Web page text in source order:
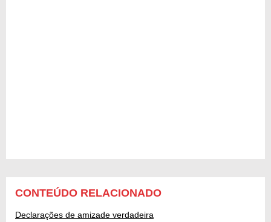
CONTEÚDO RELACIONADO
Declarações de amizade verdadeira